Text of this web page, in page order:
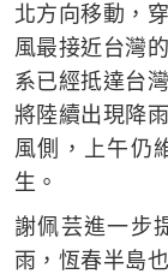
北方向移動，
風最接近台灣
系已經抵達台
將陸續出現降
風側，上午仍
生。
謝佩芸進一步
雨，恆春半島